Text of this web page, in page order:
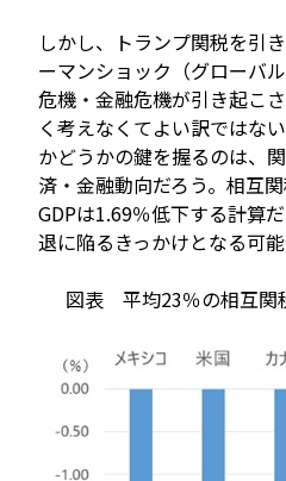
しかし、トランプ関税を引
ーマンショック（グローバ
危機・金融危機が引き起こ
く考えなくてよい訳ではな
かどうかの鍵を握るのは、
済・金融動向だろう。相互
GDPは1.69％低下する計算
退に陥るきっかけとなる可
図表 平均23％の相互関